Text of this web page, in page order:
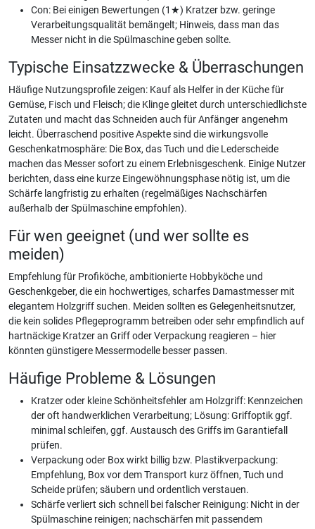
Con: Bei einigen Bewertungen (1★) Kratzer bzw. geringe
Verarbeitungsqualität bemängelt; Hinweis, dass man das
Messer nicht in die Spülmaschine geben sollte.
Typische Einsatzzwecke & Überraschungen
Häufige Nutzungsprofile zeigen: Kauf als Helfer in der Küche für
Gemüse, Fisch und Fleisch; die Klinge gleitet durch unterschiedlichste
Zutaten und macht das Schneiden auch für Anfänger angenehm
leicht. Überraschend positive Aspekte sind die wirkungsvolle
Geschenkatmosphäre: Die Box, das Tuch und die Lederscheide
machen das Messer sofort zu einem Erlebnisgeschenk. Einige Nutzer
berichten, dass eine kurze Eingewöhnungsphase nötig ist, um die
Schärfe langfristig zu erhalten (regelmäßiges Nachschärfen
außerhalb der Spülmaschine empfohlen).
Für wen geeignet (und wer sollte es
meiden)
Empfehlung für Profiköche, ambitionierte Hobbyköche und
Geschenkgeber, die ein hochwertiges, scharfes Damastmesser mit
elegantem Holzgriff suchen. Meiden sollten es Gelegenheitsnutzer,
die kein solides Pflegeprogramm betreiben oder sehr empfindlich auf
hartnäckige Kratzer an Griff oder Verpackung reagieren – hier
könnten günstigere Messermodelle besser passen.
Häufige Probleme & Lösungen
Kratzer oder kleine Schönheitsfehler am Holzgriff: Kennzeichen
der oft handwerklichen Verarbeitung; Lösung: Griffoptik ggf.
minimal schleifen, ggf. Austausch des Griffs im Garantiefall
prüfen.
Verpackung oder Box wirkt billig bzw. Plastikverpackung:
Empfehlung, Box vor dem Transport kurz öffnen, Tuch und
Scheide prüfen; säubern und ordentlich verstauen.
Schärfe verliert sich schnell bei falscher Reinigung: Nicht in der
Spülmaschine reinigen; nachschärfen mit passendem